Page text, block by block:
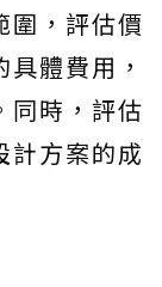
圍，評估價
體費用，
同時，評估
計方案的成